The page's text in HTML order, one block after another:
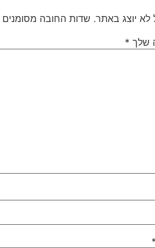
לא יוצג באתר. שדות החובה מסומנים
שלך *
*